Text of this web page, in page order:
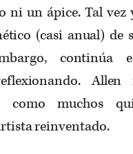
ni un ápice. Tal vez
(casi anual) de
continúa
como muchos
reinventado.